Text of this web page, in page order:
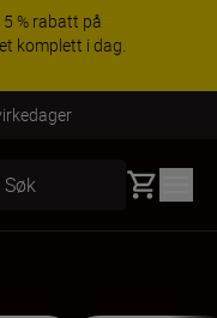
% rabatt på
komplett i dag.
Søk Basket